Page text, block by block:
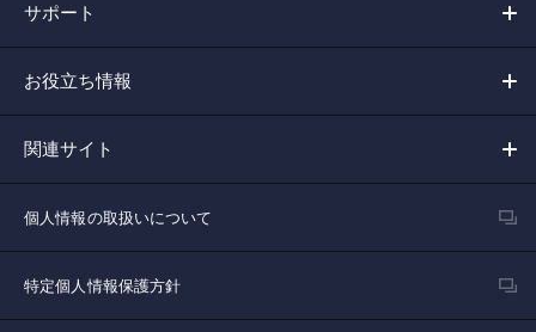
サポート
お役立ち情報
関連サイト
個人情報の取扱いについて
特定個人情報保護方針